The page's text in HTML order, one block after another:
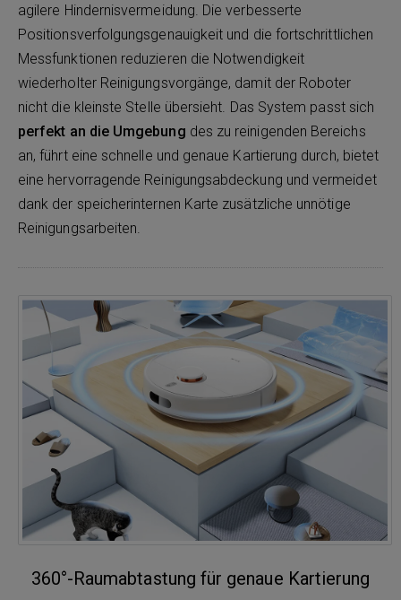
agilere Hindernisvermeidung. Die verbesserte
Positionsverfolgungsgenauigkeit und die fortschrittlichen
Messfunktionen reduzieren die Notwendigkeit
wiederholter Reinigungsvorgänge, damit der Roboter
nicht die kleinste Stelle übersieht. Das System passt sich
perfekt an die Umgebung des zu reinigenden Bereichs
an, führt eine schnelle und genaue Kartierung durch, bietet
eine hervorragende Reinigungsabdeckung und vermeidet
dank der speicherinternen Karte zusätzliche unnötige
Reinigungsarbeiten.
360°-Raumabtastung für genaue Kartierung